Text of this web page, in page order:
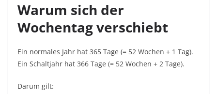
Warum sich der
Wochentag verschiebt
Ein normales Jahr hat 365 Tage (= 52 Wochen + 1 Tag).
Ein Schaltjahr hat 366 Tage (= 52 Wochen + 2 Tage).
Darum gilt: